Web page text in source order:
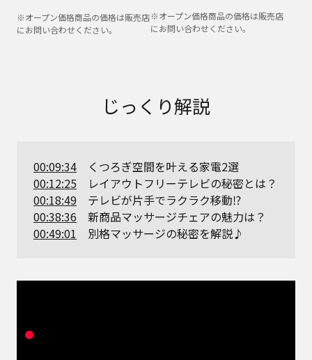
※オープン価格商品の価格は販売店
にお問い合わせください。
※オープン価格商品の価格は販売店
にお問い合わせください。
じっくり解説
00:09:34
くつろぎ空間を叶える家電2選
00:12:25
レイアウトフリーテレビの秘密とは？
00:18:49
テレビが片手でラクラク移動⁉
00:38:36
新商品マッサージチェアの魅力は？
00:49:01
別格マッサージの秘密を解説♪